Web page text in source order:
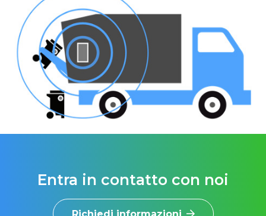
Entra in contatto con noi
Richiedi informazioni